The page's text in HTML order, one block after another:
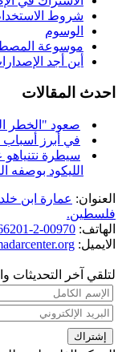
شروط
الوسوم
موسوعة
أين أجد
احدث المقالات
صعود "الخطر
في أبرز أسباب
سيطرة
الليكود بوصفه
العنوان: عمارة ابن
فلسطين.
الهاتف: 00970-2-2966201
الايميل:
لتلقي آخر التحديثات